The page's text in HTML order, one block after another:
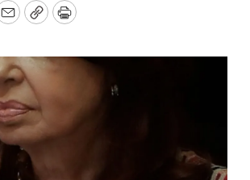
EmailCopyPrint